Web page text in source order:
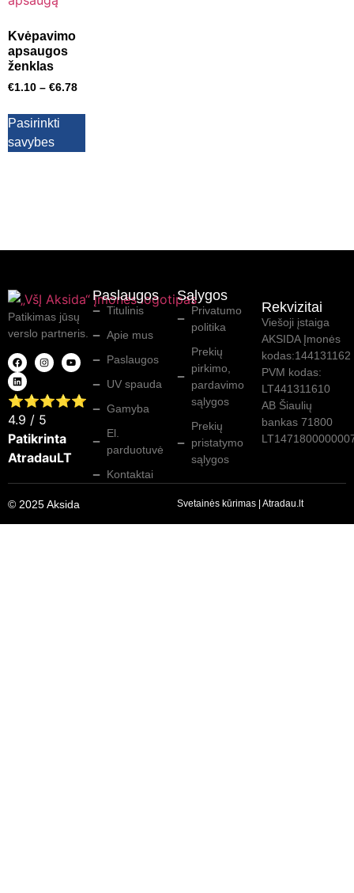
Kvėpavimo
apsaugos
ženklas
€1.10 – €6.78
Pasirinkti
savybes
Patikimas jūsų
verslo partneris.
⭐⭐⭐⭐⭐
4.9 / 5
Patikrinta
AtradauLT
Paslaugos
Titulinis
Apie mus
Paslaugos
UV spauda
Gamyba
El.
parduotuvė
Kontaktai
Sąlygos
Privatumo
politika
Prekių
pirkimo,
pardavimo
sąlygos
Prekių
pristatymo
sąlygos
Rekvizitai
Viešoji įstaiga
AKSIDA Įmonės
kodas:144131162
PVM kodas:
LT441311610
AB Šiaulių
bankas 71800
© 2025 Aksida Svetainės kūrimas Atradau.lt